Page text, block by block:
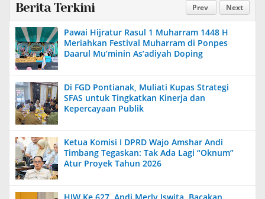
Prev Next
Berita Terkini
Pawai Hijratur Rasul 1 Muharram 1448 H
Meriahkan Festival Muharram di Ponpes
Daarul Mu’minin As’adiyah Doping
Di FGD Pontianak, Muliati Kupas Strategi
SFAS untuk Tingkatkan Kinerja dan
Kepercayaan Publik
Ketua Komisi I DPRD Wajo Amshar Andi
Timbang Tegaskan: Tak Ada Lagi “Oknum”
Atur Proyek Tahun 2026